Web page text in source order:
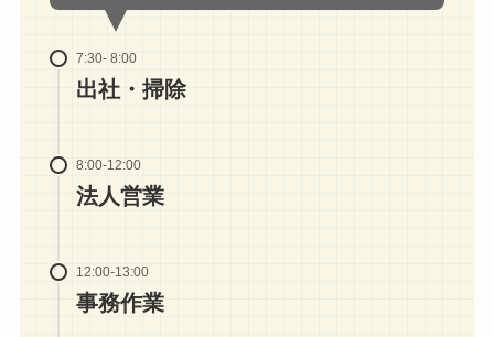
7:30- 8:00
出社・掃除
8:00-12:00
法人営業
12:00-13:00
事務作業